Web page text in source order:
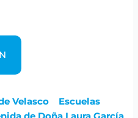
Velasco
Escuelas